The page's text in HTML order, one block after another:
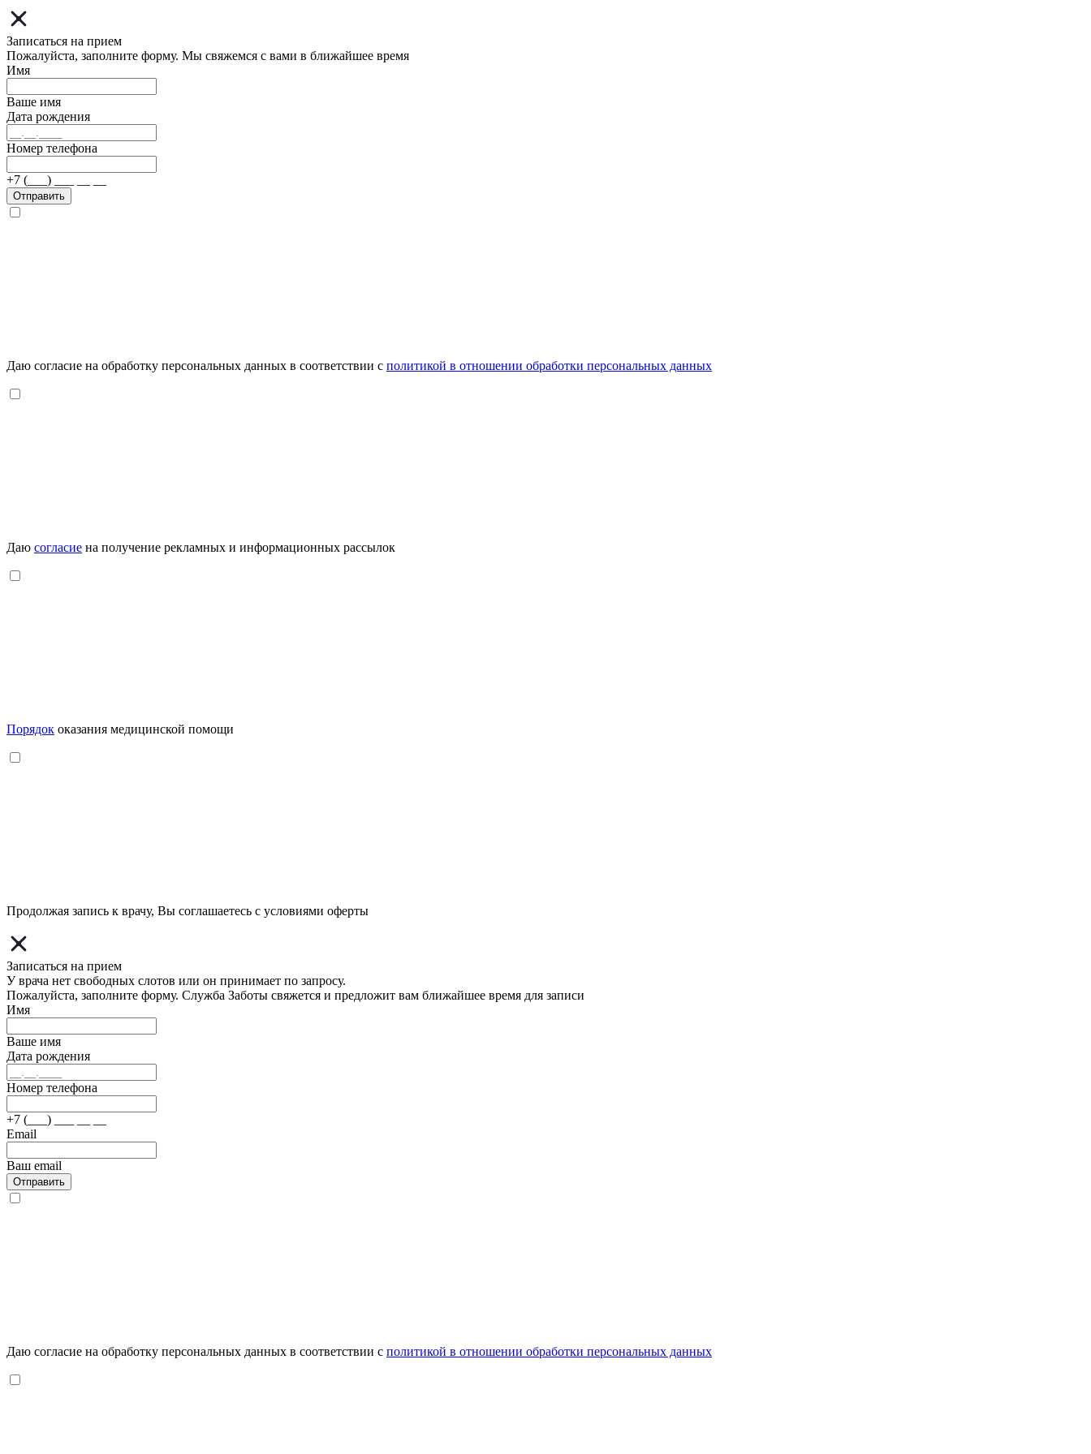
Записаться на прием
Пожалуйста, заполните форму. Мы свяжемся с вами в ближайшее время
Имя
Ваше имя
Дата рождения
Номер телефона
+7 (___) ___ __ __
Отправить
Даю согласие на обработку персональных данных в соответствии с политикой в отношении обработки персональных данных
Даю согласие на получение рекламных и информационных рассылок
Порядок оказания медицинской помощи
Продолжая запись к врачу, Вы соглашаетесь с условиями оферты
Записаться на прием
У врача нет свободных слотов или он принимает по запросу.
Пожалуйста, заполните форму. Служба Заботы свяжется и предложит вам ближайшее время для записи
Имя
Ваше имя
Дата рождения
Номер телефона
+7 (___) ___ __ __
Email
Ваш email
Отправить
Даю согласие на обработку персональных данных в соответствии с политикой в отношении обработки персональных данных